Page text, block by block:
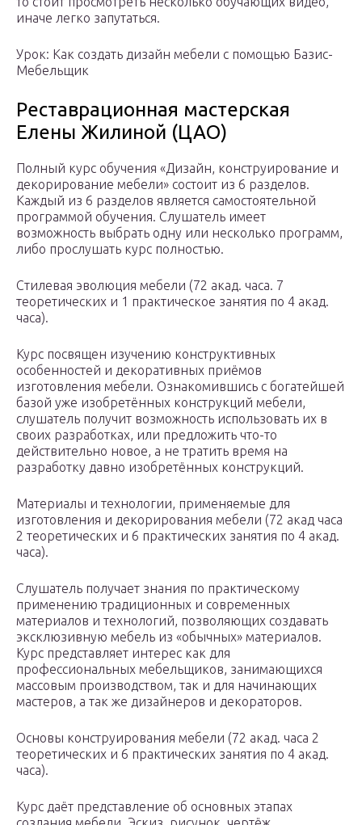
иначе легко запутаться.
Урок: Как создать дизайн мебели с помощью Базис-
Мебельщик
Реставрационная мастерская
Елены Жилиной (ЦАО)
Полный курс обучения «Дизайн, конструирование и
декорирование мебели» состоит из 6 разделов.
Каждый из 6 разделов является самостоятельной
программой обучения. Слушатель имеет
возможность выбрать одну или несколько программ,
либо прослушать курс полностью.
Стилевая эволюция мебели (72 акад. часа. 7
теоретических и 1 практическое занятия по 4 акад.
часа).
Курс посвящен изучению конструктивных
особенностей и декоративных приёмов
изготовления мебели. Ознакомившись с богатейшей
базой уже изобретённых конструкций мебели,
слушатель получит возможность использовать их в
своих разработках, или предложить что-то
действительно новое, а не тратить время на
разработку давно изобретённых конструкций.
Материалы и технологии, применяемые для
изготовления и декорирования мебели (72 акад часа
2 теоретических и 6 практических занятия по 4 акад.
часа).
Слушатель получает знания по практическому
применению традиционных и современных
материалов и технологий, позволяющих создавать
эксклюзивную мебель из «обычных» материалов.
Курс представляет интерес как для
профессиональных мебельщиков, занимающихся
массовым производством, так и для начинающих
мастеров, а так же дизайнеров и декораторов.
Основы конструирования мебели (72 акад. часа 2
теоретических и 6 практических занятия по 4 акад.
часа).
Курс даёт представление об основных этапах